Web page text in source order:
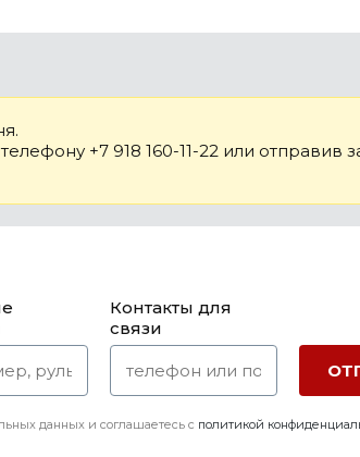
+7 918 160-11-22 или отправив
Контакты для
связи
данных и соглашаетесь c политикой